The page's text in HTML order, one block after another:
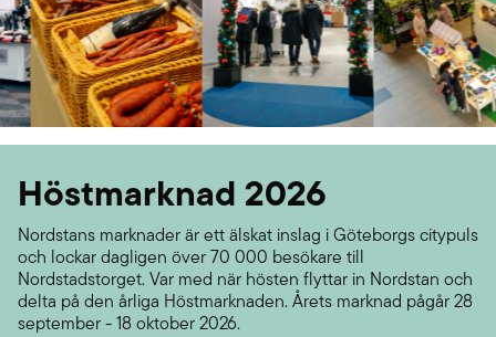
Höstmarknad 2026
Nordstans marknader är ett älskat inslag i Göteborgs citypuls
och lockar dagligen över 70 000 besökare till
Nordstadstorget. Var med när hösten flyttar in Nordstan och
delta på den årliga Höstmarknaden. Årets marknad pågår 28
september - 18 oktober 2026.